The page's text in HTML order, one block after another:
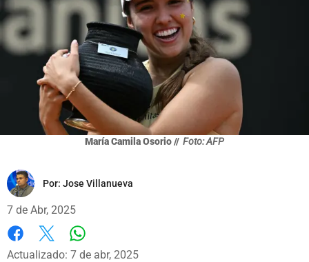
María Camila Osorio // Foto: AFP
Por: Jose Villanueva
7 de Abr, 2025
Facebook
X
Actualizado: 7 de abr, 2025